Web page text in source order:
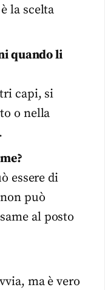
la scelta
quando li
capi, si
o nella
essere di
può
al posto
ma è vero